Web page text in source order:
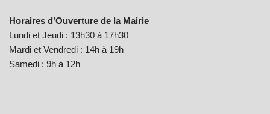
Horaires d’Ouverture de la Mairie
Lundi et Jeudi : 13h30 à 17h30
Mardi et Vendredi : 14h à 19h
Samedi : 9h à 12h